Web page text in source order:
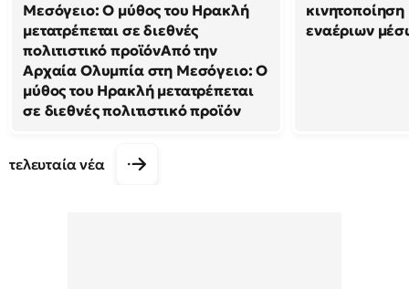
Μεσόγειο: Ο μύθος του Ηρακλή
μετατρέπεται σε διεθνές
πολιτιστικό προϊόνΑπό την
Αρχαία Ολυμπία στη Μεσόγειο: Ο
μύθος του Ηρακλή μετατρέπεται
σε διεθνές πολιτιστικό προϊόν
εναέριων
τελευταία νέα